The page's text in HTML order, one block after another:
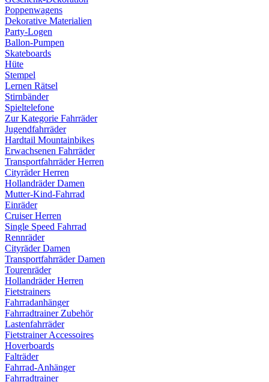
Poppenwagens
Dekorative Materialien
Party-Logen
Ballon-Pumpen
Skateboards
Hüte
Stempel
Lernen Rätsel
Stirnbänder
Spieltelefone
Zur Kategorie Fahrräder
Jugendfahrräder
Hardtail Mountainbikes
Erwachsenen Fahrräder
Transportfahrräder Herren
Cityräder Herren
Hollandräder Damen
Mutter-Kind-Fahrrad
Einräder
Cruiser Herren
Single Speed Fahrrad
Rennräder
Cityräder Damen
Transportfahrräder Damen
Tourenräder
Hollandräder Herren
Fietstrainers
Fahrradanhänger
Fahrradtrainer Zubehör
Lastenfahrräder
Fietstrainer Accessoires
Hoverboards
Falträder
Fahrrad-Anhänger
Fahrradtrainer